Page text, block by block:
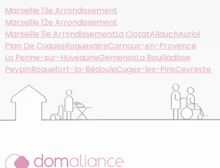
Marseille 13e Arrondissement
Marseille 12e Arrondissement
Marseille 11e ArrondissementLa CiotatAllauchAuriol
Plan De CuquesRoquevaireCarnoux-en-Provence
La Penne-sur-HuveauneGemenosLa Bouilladisse
PeypinRoquefort-la-BédouleCuges-les-PinsCeyreste